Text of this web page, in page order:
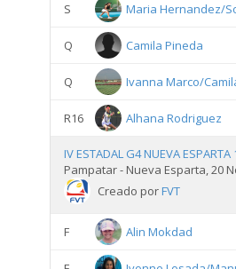
S Maria Hernandez/
Q Camila Pineda
Q Ivanna Marco/
R16 Alhana Rodriguez
IV ESTADAL G4 NUEVA
Pampatar - Nueva Esparta, 20
Creado porFVT
F Alin Mokdad